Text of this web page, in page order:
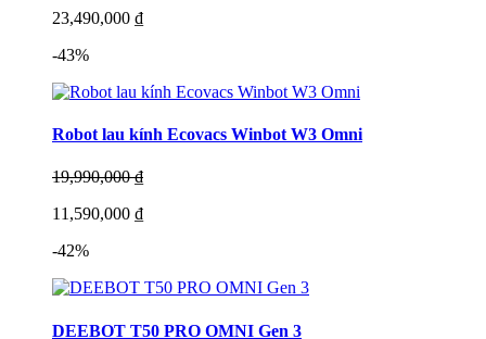
23,490,000 ₫
-43%
Robot lau kính Ecovacs Winbot W3 Omni
19,990,000 ₫
11,590,000 ₫
-42%
DEEBOT T50 PRO OMNI Gen 3